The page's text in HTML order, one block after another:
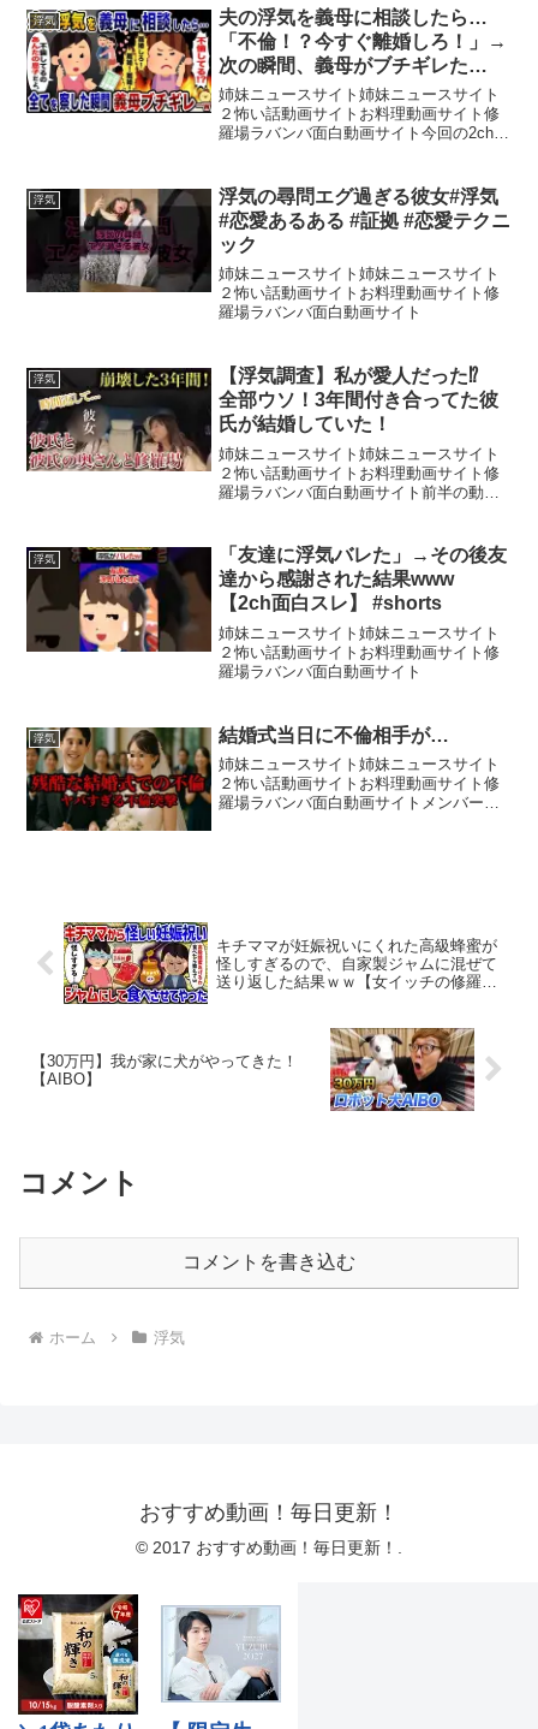
す！#夫婦 #カップル #ドッキリ
浮気
夫の浮気を義母に相談したら…
「不倫！？今すぐ離婚しろ！」→
次の瞬間、義母がブチギレた
www【2ch修羅場スレ・ゆっくり
解説】
姉妹ニュースサイト姉妹ニュースサイト
２怖い話動画サイトお料理動画サイト修
羅場ラバンバ面白動画サイト今回の2chス
レて復讐する修羅場スレです。世の中の
ありとあらゆる、人間...
浮気
浮気の尋問エグ過ぎる彼女#浮気
#恋愛あるある #証拠 #恋愛テクニ
ック
姉妹ニュースサイト姉妹ニュースサイト
２怖い話動画サイトお料理動画サイト修
羅場ラバンバ面白動画サイト
浮気
【浮気調査】私が愛人だった⁉
全部ウソ！3年間付き合ってた彼
氏が結婚していた！
姉妹ニュースサイト姉妹ニュースサイト
２怖い話動画サイトお料理動画サイト修
羅場ラバンバ面白動画サイト前半の動画
【電話】0120-736-955【SNS】岡田真
弓...
浮気
「友達に浮気バレた」→その後友
達から感謝された結果www
【2ch面白スレ】 #shorts
姉妹ニュースサイト姉妹ニュースサイト
２怖い話動画サイトお料理動画サイト修
羅場ラバンバ面白動画サイト
浮気 結婚式当日に不倫相手が…
姉妹ニュースサイト姉妹ニュースサイト
２怖い話動画サイトお料理動画サイト修
羅場ラバンバ面白動画サイトメンバーシ
キチママが妊娠祝いにくれた高級蜂蜜が
怪しすぎるので、自家製ジャムに混ぜて
送り返した結果ｗｗ【女イッチの修羅場
【30万円】我が家に犬がやってきた！
【AIBO】
コメント
コメントを書き込む
ホーム 浮気
おすすめ動画！毎日更新！
© 2017 おすすめ動画！毎日更新！.